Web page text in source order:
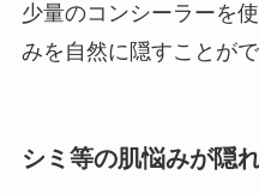
少量のコンシーラーを
みを自然に隠すことがで
シミ等の肌悩みが隠